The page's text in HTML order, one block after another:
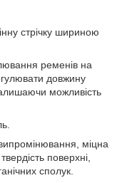
стрічку шириною
ременів на
довжину
можливість
міцна
поверхні,
сполук.